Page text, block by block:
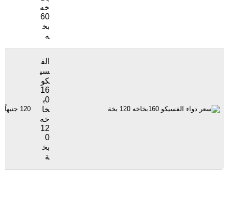
خه
60
بخ
ه
الف
سي
كو
16
0ب
خا
خه
12
0
بخ
ة
120 جنيهاً